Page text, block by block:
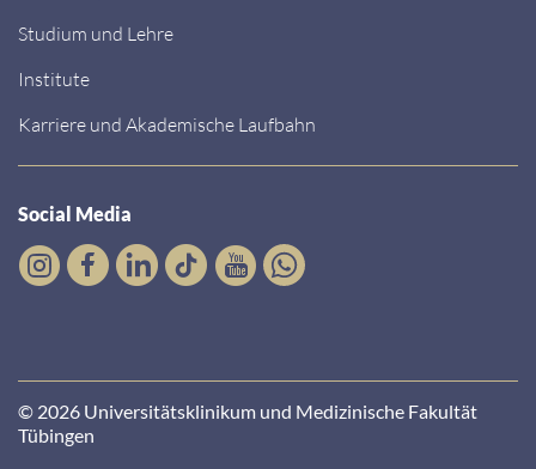
Studium und Lehre
Institute
Karriere und Akademische Laufbahn
Social Media
© 2026 Universitätsklinikum und Medizinische Fakultät
Tübingen